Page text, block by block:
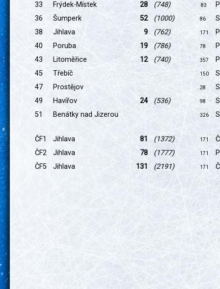
33
Frýdek-Místek 28 (748) 83
36
Šumperk 52 (1000) 86
38
Jihlava 9 (762) 171
40
Poruba 19 (786) 78
43
Litoměřice 12 (740) 357
45
Třebíč 150
47
Prostějov 28
49
Havířov 24 (536) 98
51
Benátky nad Jizerou 326
ČF1 Jihlava 81 (1372) 171
ČF2
Jihlava 78 (1777) 171
ČF5
Jihlava 131 (2191) 171